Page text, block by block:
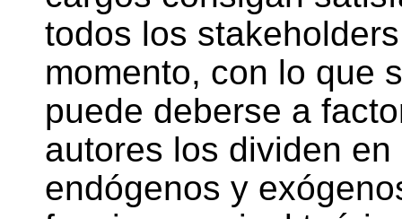
todos los
momento, con lo que
puede deberse a
autores los dividen
endógenos y